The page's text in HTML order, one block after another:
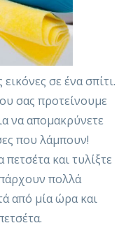
σε ένα σπίτι.
σας προτείνουμε
να απομακρύνετε
που λάμπουν!
και τυλίξτε
πολλά
από μία ώρα και